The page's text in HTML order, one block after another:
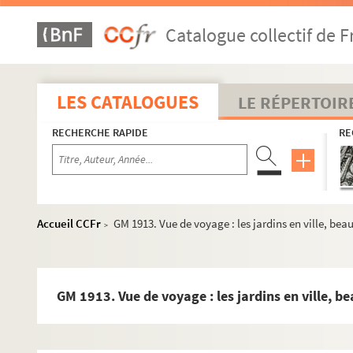
Catalogue collectif de
LES CATALOGUES LE
RECHERCHE RAPIDE
Accueil CCFr > GM 1913. Vue de voyage : les jardins en ville,
GM 1913. Vue de voyage : les jardins en ville,
GM 1886. Scène de campagne : agriculteurs aux
GM 1887. Famille sur la plage, probablement en
GM 1888. Scène de bords de mer, pêcheurs réparant
GM 1889. Scène de bords de mer, personnages sur
GM 1890. Scène de mer, une barque sur l'eau,
GM 1891. Scène de mer : bateaux au port. Mention
GM 1896. Scène de voyage : place face à un grand